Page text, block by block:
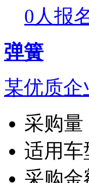
0人报
弹簧
某优质企
采购量
适用车
采购金